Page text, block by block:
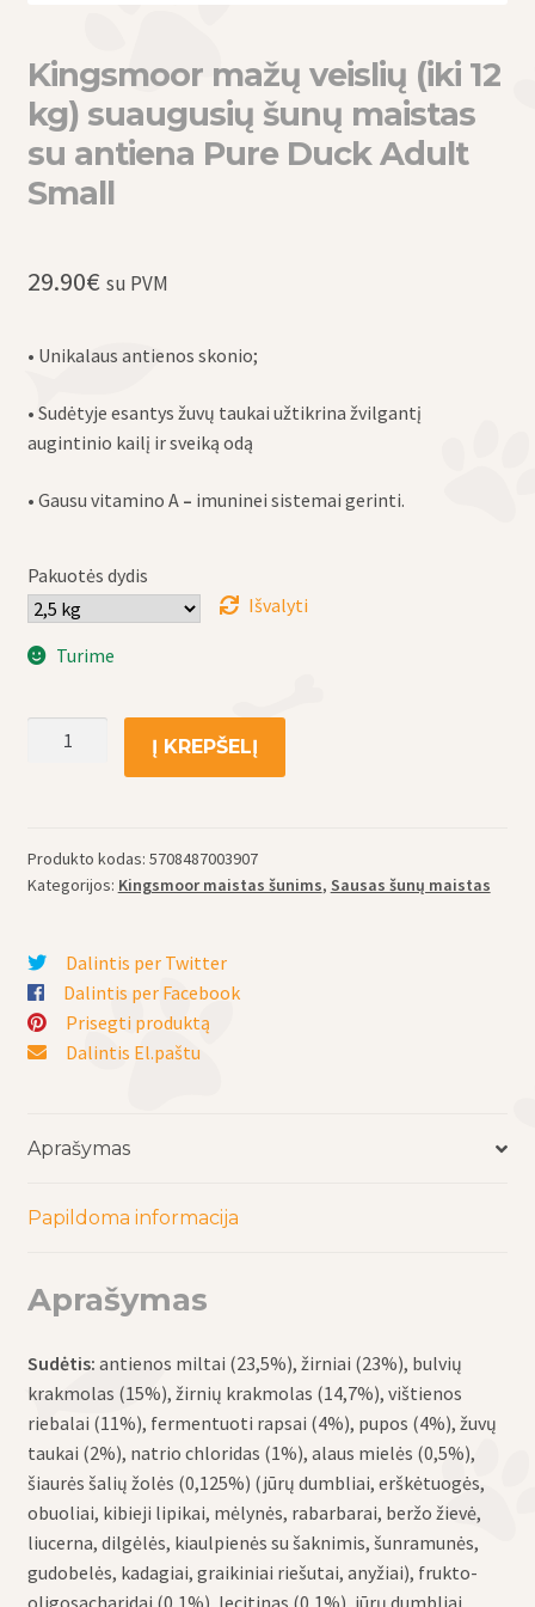
Kingsmoor mažų veislių (iki 12
kg) suaugusių šunų maistas
su antiena Pure Duck Adult
Small
29.90€ su PVM
• Unikalaus antienos skonio;
• Sudėtyje esantys žuvų taukai užtikrina žvilgantį
augintinio kailį ir sveiką odą
• Gausu vitamino A – imuninei sistemai gerinti.
Pakuotės dydis
Išvalyti
Turime
produkto
veislių
(iki
suaugusių
šunų
maistas
su
Duck
Small
Į KREPŠELĮ
Produkto kodas: 5708487003907
Kategorijos: Kingsmoor maistas šunims, Sausas šunų maistas
Dalintis per Twitter
Dalintis per Facebook
Prisegti produktą
Dalintis El.paštu
Aprašymas
Papildoma informacija
Aprašymas
Sudėtis: antienos miltai (23,5%), žirniai (23%), bulvių
krakmolas (15%), žirnių krakmolas (14,7%), vištienos
riebalai (11%), fermentuoti rapsai (4%), pupos (4%), žuvų
taukai (2%), natrio chloridas (1%), alaus mielės (0,5%),
šiaurės šalių žolės (0,125%) (jūrų dumbliai, erškėtuogės,
obuoliai, kibieji lipikai, mėlynės, rabarbarai, beržo žievė,
liucerna, dilgėlės, kiaulpienės su šaknimis, šunramunės,
gudobelės, kadagiai, graikiniai riešutai, anyžiai), frukto-
oligosacharidai (0,1%), lecitinas (0,1%), jūrų dumbliai